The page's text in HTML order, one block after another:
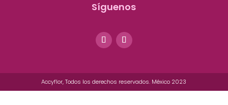
Síguenos
Accyflor, Todos los derechos reservados. México 2023